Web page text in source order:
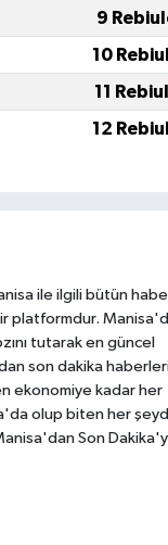
9
10
11
12
ile ilgili bütün
platformdur.
tutarak en güncel
son dakika
ekonomiye kadar her
olup biten her
Son